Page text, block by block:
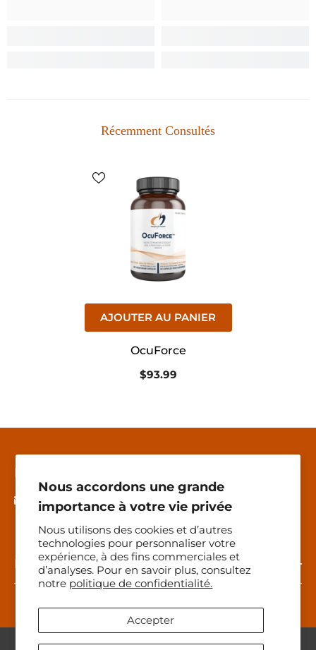
Nous accordons une grande
importance à votre vie privée
Nous utilisons des cookies et d’autres
technologies pour personnaliser votre
expérience, à des fins commerciales et
d’analyses. Pour en savoir plus, consultez
notre politique de confidentialité.
Accepter
Récemment Consultés
AJOUTER AU PANIER
OcuForce
$93.99
Nous Joindre
info@nadinejoannette.ca
Menu